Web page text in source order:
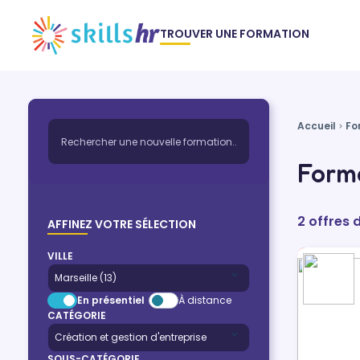
TROUVER UNE FORMATION
AFFINEZ VOTRE SÉLECTION
VILLE
En présentiel
À distance
CATÉGORIE
Accueil
2 offres